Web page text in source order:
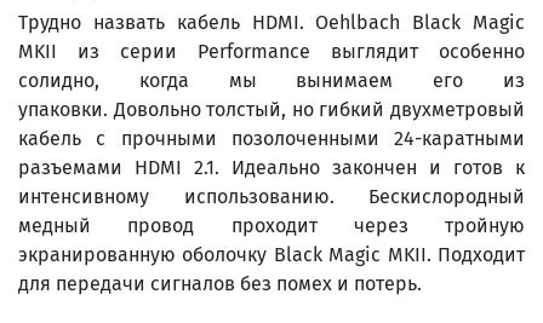
Трудно назвать кабель HDMI. Oehlbach Black Magic
MKII из серии Performance выглядит особенно
солидно, когда мы вынимаем его из
упаковки. Довольно толстый, но гибкий двухметровый
кабель с прочными позолоченными 24-каратными
разъемами HDMI 2.1. Идеально закончен и готов к
интенсивному использованию. Бескислородный
медный провод проходит через тройную
экранированную оболочку Black Magic MKII. Подходит
для передачи сигналов без помех и потерь.